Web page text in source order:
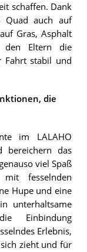
schaffen. Dank
Quad auch auf
Gras, Asphalt
den Eltern die
Fahrt stabil und
die
im LALAHO
bereichern das
viel Spaß
fesselnden
Hupe und eine
unterhaltsame
Einbindung
Erlebnis,
zieht und für